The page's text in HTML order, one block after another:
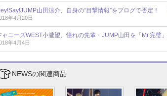
山田涼介、自身の“目撃情報”をブログで否定！
年4月20日
ャニーズWEST小瀧望、憧れの先輩・JUMP山田を「Mr.完
年4月4日
NEWSの関連商品